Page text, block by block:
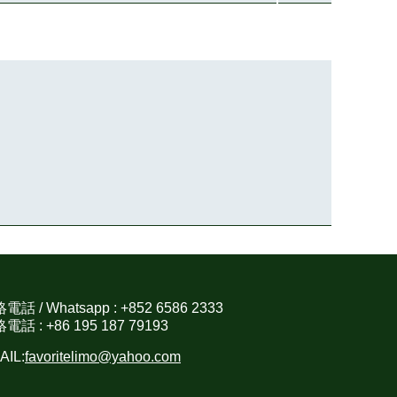
電話 / Whatsapp : +852 6586 2333
電話 : +86 195 187 79193
favoritelimo@yahoo.com